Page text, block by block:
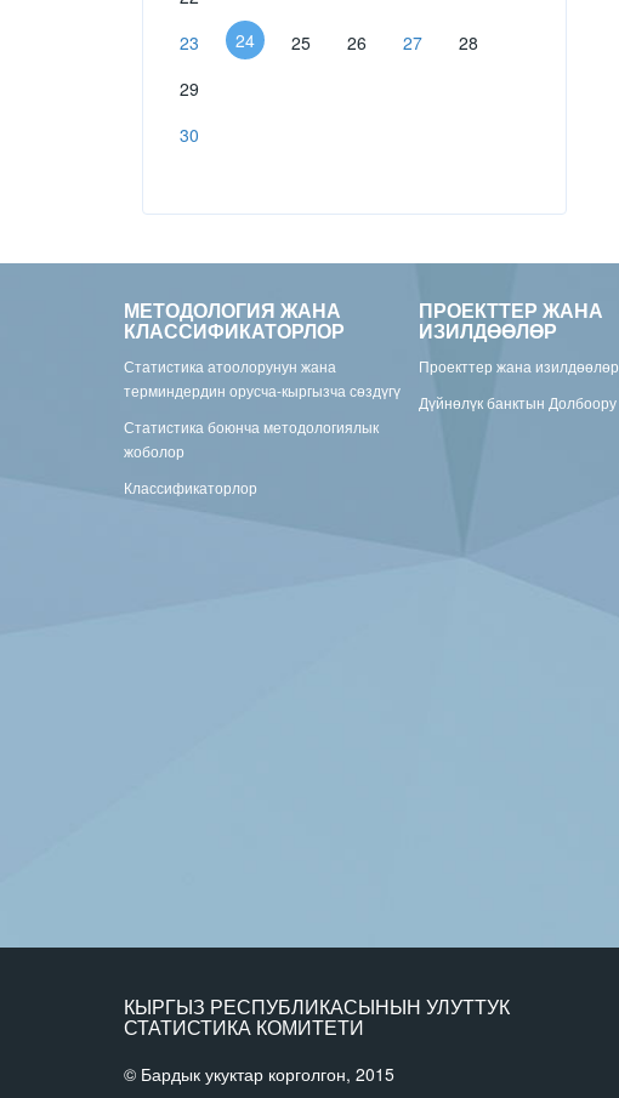
23
24 25 26 27
28
29
30
МЕТОДОЛОГИЯ ЖАНА
КЛАССИФИКАТОРЛОР
Статистика атоолорунун жана
терминдердин орусча-кыргызча сөздүгү
Статистика боюнча методологиялык
жоболор
Классификаторлор
ПРОЕКТТЕР ЖАНА
ИЗИЛДӨӨЛӨР
Проекттер жана изилдөөлөр
Дүйнөлүк банктын Долбоору
КЫРГЫЗ РЕСПУБЛИКАСЫНЫН УЛУТТУК
СТАТИСТИКА КОМИТЕТИ
© Бардык укуктар корголгон, 2015